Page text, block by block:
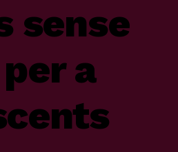
sense
a